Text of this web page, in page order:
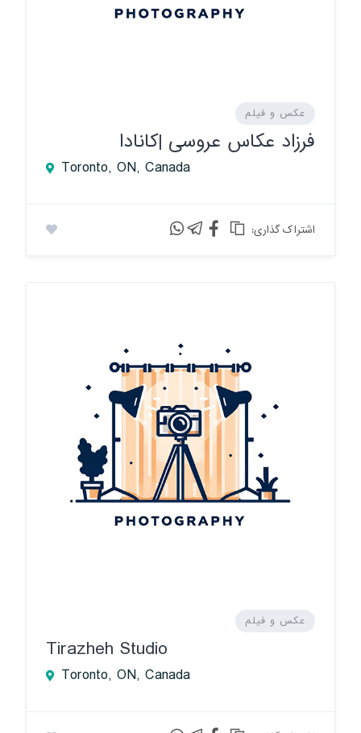
عکس و فیلم
فرزاد عکاس عروسی |کانادا
Toronto, ON, Canada
:اشتراک گذاری
عکس و فیلم
Tirazheh Studio
Toronto, ON, Canada